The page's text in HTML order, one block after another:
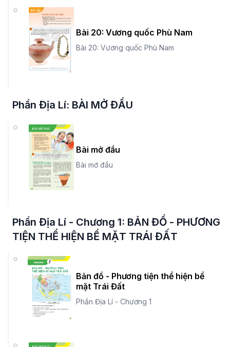
Bài 20: Vương quốc Phù Nam
Bài 20: Vương quốc Phù Nam
Phần Địa Lí: BÀI MỞ ĐẦU
Bài mở đầu
Bài mở đầu
Phần Địa Lí - Chương 1: BẢN ĐỒ - PHƯƠNG
TIỆN THỂ HIỆN BỀ MẶT TRÁI ĐẤT
Bản đồ - Phương tiện thể hiện bề
mặt Trái Đất
Phần Địa Lí - Chương 1